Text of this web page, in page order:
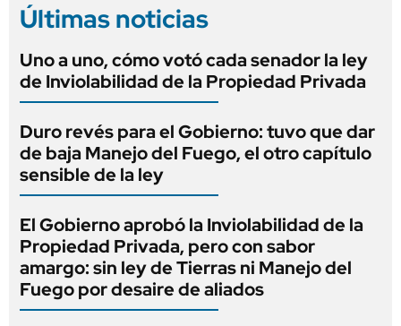
Últimas noticias
Uno a uno, cómo votó cada senador la ley
de Inviolabilidad de la Propiedad Privada
Duro revés para el Gobierno: tuvo que dar
de baja Manejo del Fuego, el otro capítulo
sensible de la ley
El Gobierno aprobó la Inviolabilidad de la
Propiedad Privada, pero con sabor
amargo: sin ley de Tierras ni Manejo del
Fuego por desaire de aliados